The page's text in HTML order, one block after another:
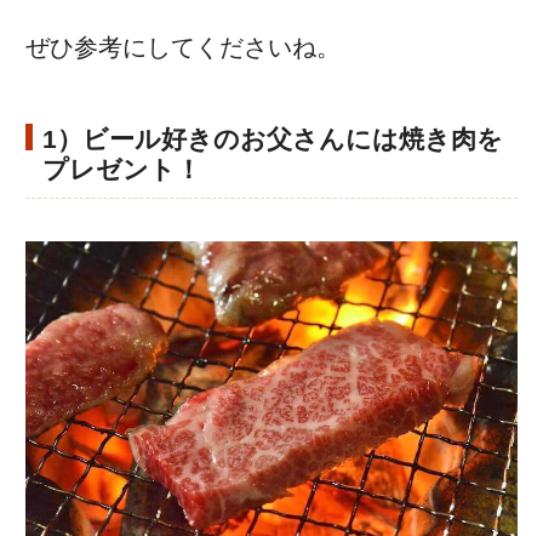
ぜひ参考にしてくださいね。
1）ビール好きのお父さんには焼き肉を
プレゼント！